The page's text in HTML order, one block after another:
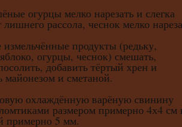
огурцы мелко нарезать и слегка
лишнего рассола, чеснок мелко
продукты (редьку,
огурцы, чеснок) смешать,
добавить тёртый хрен и
майонезом и сметаной.
охлаждённую варёную свинину
размером примерно 4х4 см
примерно 5 мм.